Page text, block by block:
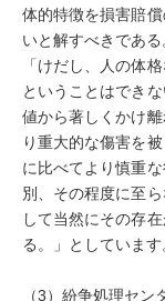
体的特徴を損害賠
いと解すべきである
「けだし、人の体
ということはでき
値から著しくかけ
り重大的な傷害を
に比べてより慎重
別、その程度に至
して当然にその存
る。」としています
（3）紛争処理セン